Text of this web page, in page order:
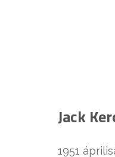
Jack
1951